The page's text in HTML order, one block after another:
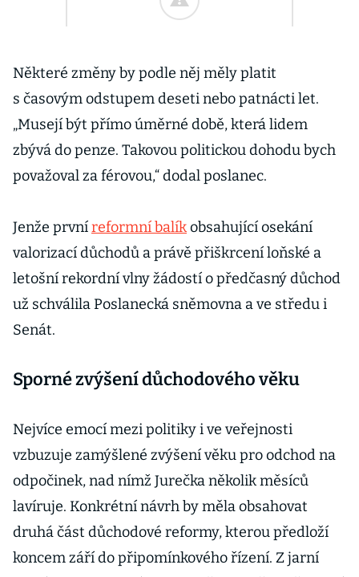
Některé změny by podle něj měly platit
s časovým odstupem deseti nebo patnácti let.
„Musejí být přímo úměrné době, která lidem
zbývá do penze. Takovou politickou dohodu bych
považoval za férovou,“ dodal poslanec.
Jenže prvníreformní balíkobsahující osekání
valorizací důchodů a právě přiškrcení loňské a
letošní rekordní vlny žádostí o předčasný důchod
už schválila Poslanecká sněmovna a ve středu i
Senát.
Sporné zvýšení důchodového věku
Nejvíce emocí mezi politiky i ve veřejnosti
vzbuzuje zamýšlené zvýšení věku pro odchod na
odpočinek, nad nímž Jurečka několik měsíců
lavíruje. Konkrétní návrh by měla obsahovat
druhá část důchodové reformy, kterou předloží
koncem září do připomínkového řízení. Z jarní